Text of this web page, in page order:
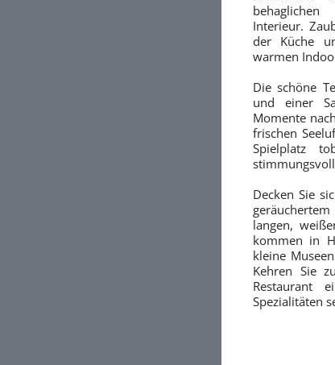
Interieur.
der Küche
warmen
Die schöne
und einer
Momente
frischen
Spielplatz
Decken Sie
langen,
kommen in
kleine
Kehren Sie
Restaurant
Spezialitäten